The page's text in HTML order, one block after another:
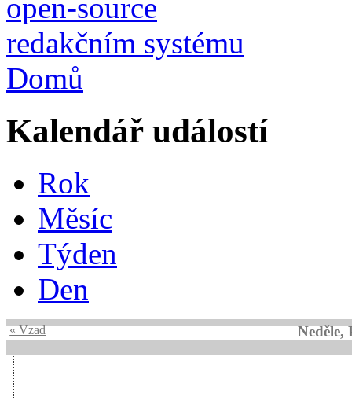
Domů
Kalendář událostí
Rok
Měsíc
Týden
Den
« Vzad Neděle,